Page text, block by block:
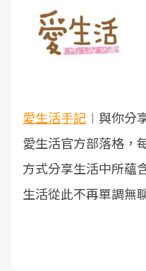
愛生活手記 ︱與你分
愛生活官方部落格，
方式分享生活中所蘊
生活從此不再單調無